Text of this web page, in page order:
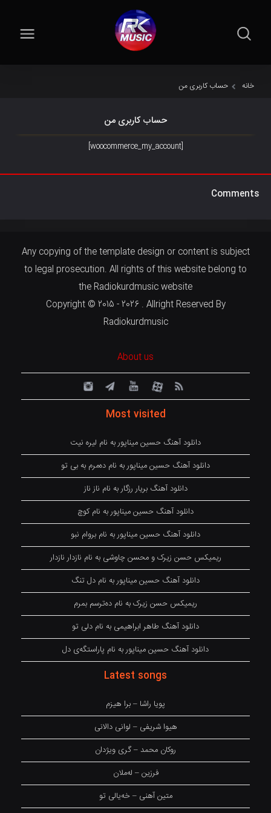
خانه حساب کاربری من
حساب کاربری من
[woocommerce_my_account]
Comments
Any copying of the template design or content is subject
to legal prosecution. All rights of this website belong to
the Radiokurdmusic website
Copyright © 2015 - 2026 . Allright Reserved By
Radiokurdmusic
About us
Most visited
دانلود آهنگ حسین میناپور به نام لیره نیت
دانلود آهنگ حسین میناپور به نام دەمرم بە بی تو
دانلود آهنگ بریار رزگار به نام ناز ناز
دانلود آهنگ حسین میناپور به نام کوچ
دانلود آهنگ حسین میناپور به نام بروام نبو
ریمیکس حسن زیرک و محسن چاوشی به نام نازدار نازدار
دانلود آهنگ حسین میناپور به نام دل تنگ
ریمیکس حسن زیرک به نام دەترسم بمرم
دانلود آهنگ طاهر ابراهیمی به نام دلی تو
دانلود آهنگ حسین میناپور به نام پاراستگەی دل
Latest songs
پویا راشا – برا هیزم
هیوا شریفی – لوانی دالانی
روکان محمد – گری ویژدان
فرزین – لەملان
متین آهنی – خەیالی تو